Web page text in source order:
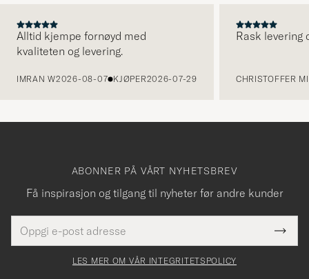
Alltid kjempe fornøyd med
kvaliteten og levering.
IMRAN W2026-08-07 KJØPER2026-07-29
Rask levering
CHRISTOFFER
ABONNER PÅ VÅRT NYHETSBREV
Få inspirasjon og tilgang til nyheter før andre kunder
postadresse
felt
Tack
för
LES MER OM VÅR INTEGRITETSPOLICY